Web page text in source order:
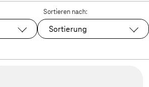
Sortieren nach:
Sortierung